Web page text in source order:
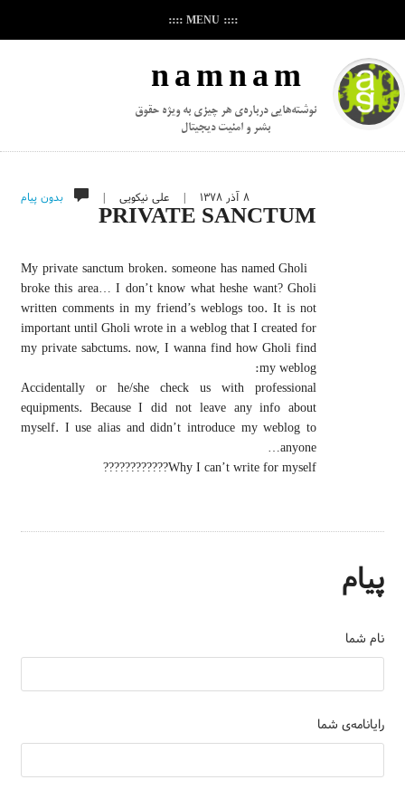
:::: MENU ::::
n a m n a m
نوشته‌هایی درباره‌ی هر چیزی به ویژه حقوق
بشر و امنیت دیجیتال
۸ آذر ۱۳۷۸ |علی نیکویی | بدون پیام
PRIVATE SANCTUM
My private sanctum broken. someone has named Gholi
broke this area… I don’t know what heshe want? Gholi
written comments in my friend’s weblogs too. It is not
important until Gholi wrote in a weblog that I created for
my private sabctums. now, I wanna find how Gholi find
my weblog:
Accidentally or he/she check us with professional
equipments. Because I did not leave any info about
myself. I use alias and didn’t introduce my weblog to
anyone…
Why I can’t write for myself????????????
پیام
نام شما
رایانامه‌ی شما